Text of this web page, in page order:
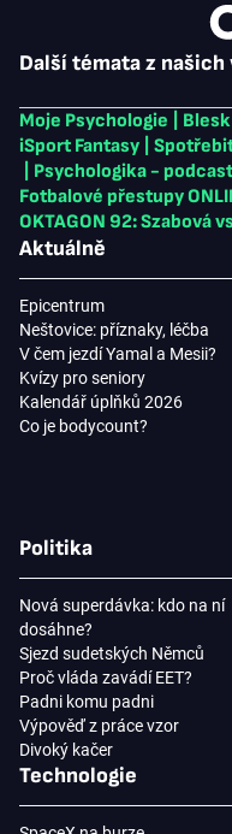
Další témata z našich
Moje Psychologie
iSport Fantasy
Psychologika -
Fotbalové přestupy
OKTAGON 92: Szabová
Aktuálně
Epicentrum
Neštovice: příznaky, léčba
V čem jezdí Yamal a Mesii?
Kvízy pro seniory
Kalendář úplňků 2026
Co je bodycount?
Politika
Nová superdávka: kdo na ní
dosáhne?
Sjezd sudetských Němců
Proč vláda zavádí EET?
Padni komu padni
Výpověď z práce vzor
Divoký kačer
Technologie